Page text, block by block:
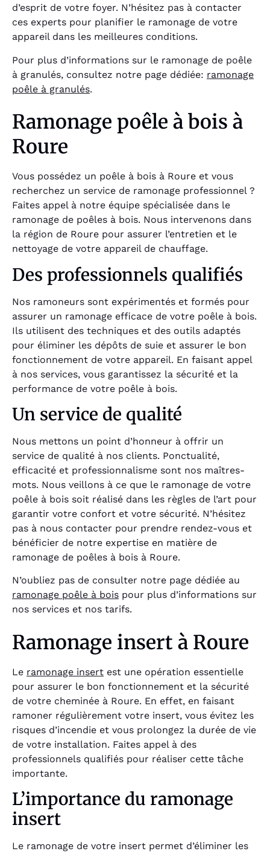
d’esprit de votre foyer. N’hésitez pas à contacter
ces experts pour planifier le ramonage de votre
appareil dans les meilleures conditions.
Pour plus d’informations sur le ramonage de poêle
à granulés, consultez notre page dédiée: ramonage
poêle à granulés.
Ramonage poêle à bois à
Roure
Vous possédez un poêle à bois à Roure et vous
recherchez un service de ramonage professionnel ?
Faites appel à notre équipe spécialisée dans le
ramonage de poêles à bois. Nous intervenons dans
la région de Roure pour assurer l’entretien et le
nettoyage de votre appareil de chauffage.
Des professionnels qualifiés
Nos ramoneurs sont expérimentés et formés pour
assurer un ramonage efficace de votre poêle à bois.
Ils utilisent des techniques et des outils adaptés
pour éliminer les dépôts de suie et assurer le bon
fonctionnement de votre appareil. En faisant appel
à nos services, vous garantissez la sécurité et la
performance de votre poêle à bois.
Un service de qualité
Nous mettons un point d’honneur à offrir un
service de qualité à nos clients. Ponctualité,
efficacité et professionnalisme sont nos maîtres-
mots. Nous veillons à ce que le ramonage de votre
poêle à bois soit réalisé dans les règles de l’art pour
garantir votre confort et votre sécurité. N’hésitez
pas à nous contacter pour prendre rendez-vous et
bénéficier de notre expertise en matière de
ramonage de poêles à bois à Roure.
N’oubliez pas de consulter notre page dédiée au
ramonage poêle à bois pour plus d’informations sur
nos services et nos tarifs.
Ramonage insert à Roure
Le ramonage insert est une opération essentielle
pour assurer le bon fonctionnement et la sécurité
de votre cheminée à Roure. En effet, en faisant
ramoner régulièrement votre insert, vous évitez les
risques d’incendie et vous prolongez la durée de vie
de votre installation. Faites appel à des
professionnels qualifiés pour réaliser cette tâche
importante.
L’importance du ramonage
insert
Le ramonage de votre insert permet d’éliminer les